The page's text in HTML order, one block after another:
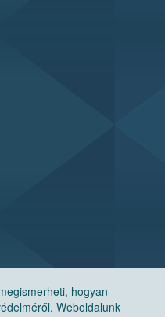
hogyan
Weboldalunk